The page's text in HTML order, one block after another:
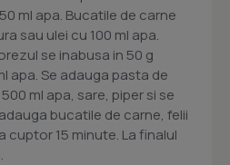
ml apa. Bucatile de carne
sau ulei cu 100 ml apa.
se inabusa in 50 g
apa. Se adauga pasta de
ml apa, sare, piper si se
bucatile de carne, felii
cuptor 15 minute. La finalul